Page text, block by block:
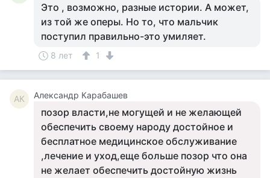
Это , возможно, разные истории. А может,
из той же оперы. Но то, что мальчик
поступил правильно-это умиляет.
8 лет 1
АК Александр Карабашев
позор власти,не могущей и не желающей
обеспечить своему народу достойное и
бесплатное медицинское обслуживание
,лечение и уход,еще больше позор что она
не желает обеспечить достойную жизнь